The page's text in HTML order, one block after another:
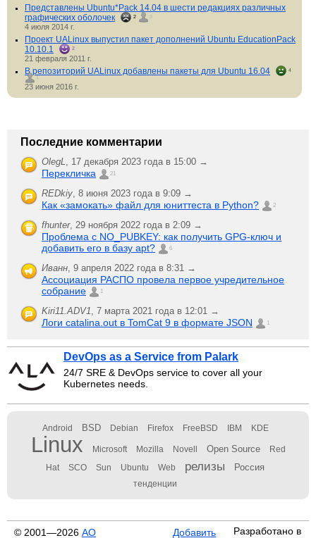
Представлены Ubuntu*Pack 14.04 в шести редакциях различных
графических оболочек
2 3
4 июля 2014 г.
Проект UALinux выпустил пакет дополнений Ubuntu EducationPack
10.10.1
2
21 февраля 2011 г.
В репозиторий UALinux добавлены пакеты для Ubuntu 16.04
4
1
23 июня 2016 г.
Последние комментарии
OlegL, 17 декабря 2023 года в 15:00 →
Перекличка 21
REDkiy, 8 июня 2023 года в 9:09 →
Как «замокать» файл для юниттеста в Python? 2
fhunter, 29 ноября 2022 года в 2:09 →
Проблема с NO_PUBKEY: как получить GPG-ключ и
добавить его в базу apt?
6
Иванн, 9 апреля 2022 года в 8:31 →
Ассоциация РАСПО провела первое учредительное
собрание
1
Kiri11.ADV1, 7 марта 2021 года в 12:01 →
Логи catalina.out в TomCat 9 в формате JSON 1
DevOps as a Service from Palark
24/7 SRE & DevOps service to cover all your
Kubernetes needs.
Android BSD Debian Firefox FreeBSD IBM KDE
Linux Microsoft Mozilla Novell Open Source Red
Hat SCO Sun Ubuntu Web релизы Россия
тенденции
© 2001—2026 АО Добавить
Разработано в